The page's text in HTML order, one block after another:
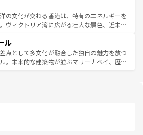
やバインミー、ベトナムコーヒーなどは、ぜ
いたい。どの地域を訪れてもあたたかい人々
えてくれるので、きっと忘れられない旅にな
い。
している。北部ではチェンマイなどの山岳地
れ合い、南部ではプーケットやクラビの美し
ゾート気分を楽しむことができる。タイ料理
は一年中温暖で、どの季節にも異なる楽しみ
。親しみやすいタイの人々、仏教を中心とし
て多様な観光資源が、訪れる旅人を魅了し続
の文化が交わる香港は、特有のエネルギーを
ヴィクトリア湾に広がる壮大な景色、近未来
れても感動するはず。観光スポットが密集し
よく見どころを回れるのも魅力。息をのむよ
文化的な体験まで、香港を存分に楽しみ尽く
ル
点として多文化が融合した独自の魅力を放つ
。未来的な建築物が並ぶマリーナベイ、歴史
ズは地元の風情を楽しめる外せないスポット